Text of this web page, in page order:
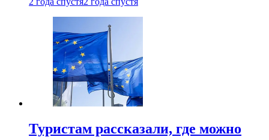
Туристам рассказали, где можно